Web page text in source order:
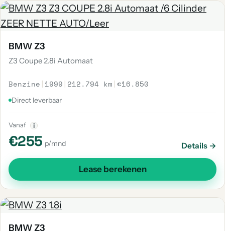
BMW Z3
Z3 Coupe 2.8i Automaat
Benzine | 1999 | 212.794 km |€16.850
Direct leverbaar
Vanaf i
€255 p/mnd Details →
Lease berekenen
BMW Z3